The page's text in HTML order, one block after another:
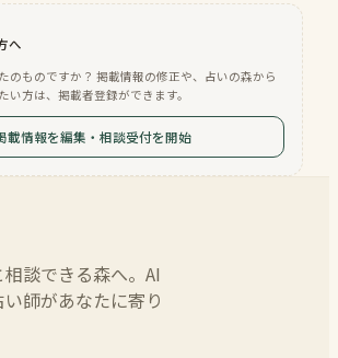
へ
のものですか？ 掲載情報の修正や、占いの森から
い方は、掲載者登録ができます。
載情報を編集・相談受付を開始
談できる森へ。AI
師があなたに寄り